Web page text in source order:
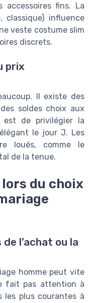
accessoires fins. La
classique) influence
veste costume slim
discrets.
prix
Il existe des
soldes choix aux
est de privilégier la
le jour J. Les
loués, comme le
de la tenue.
du choix
l’achat ou la
homme peut vite
fait pas attention à
les plus courantes à